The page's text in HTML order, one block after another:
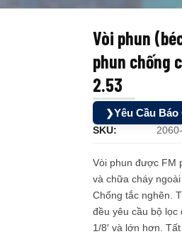
Vòi phun
phun chống
2.53
❯Yêu Cầu Báo
SKU:
Vòi phun được FM
và chữa cháy
Chống tắc nghẽn.
đều yêu cầu bộ lọc
1/8′ và lớn hơn.